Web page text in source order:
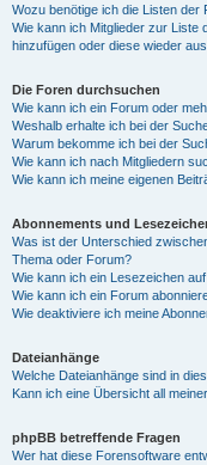
Wozu benötige ich die Listen der
Wie kann ich Mitglieder zur Liste
hinzufügen oder diese wieder
Die Foren durchsuchen
Wie kann ich ein Forum oder
Weshalb erhalte ich bei der
Warum bekomme ich bei der
Wie kann ich nach Mitgliedern
Wie kann ich meine eigenen
Abonnements und
Was ist der Unterschied
Thema oder Forum?
Wie kann ich ein Lesezeichen
Wie kann ich ein Forum
Wie deaktiviere ich meine
Dateianhänge
Welche Dateianhänge sind in
Kann ich eine Übersicht all
phpBB betreffende Fragen
Wer hat diese Forensoftware